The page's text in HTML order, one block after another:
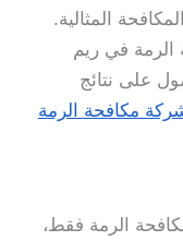
المثالية.
الرمة في ريم
على نتائج
مكافحة الرمة
الرمة فقط،